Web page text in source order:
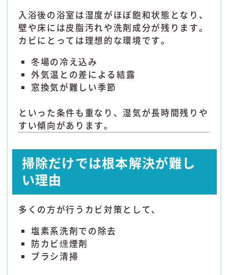
入浴後の浴室は湿度がほぼ飽和状態となり、
壁や床には皮脂汚れや洗剤成分が残ります。
カビにとっては理想的な環境です。
冬場の冷え込み
外気温との差による結露
窓換気が難しい季節
といった条件も重なり、湿気が長時間残りや
すい傾向があります。
掃除だけでは根本解決が難し
い理由
多くの方が行うカビ対策として、
塩素系洗剤での除去
防カビ燻煙剤
ブラシ清掃